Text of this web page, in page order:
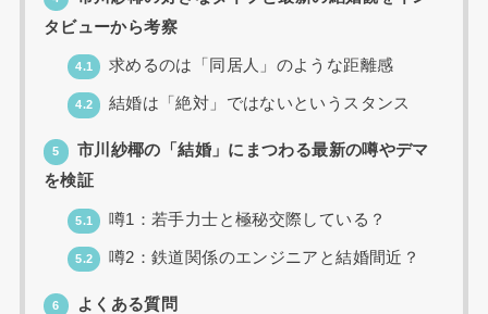
タビューから考察
4.1 求めるのは「同居人」のような距離感
4.2 結婚は「絶対」ではないというスタンス
5
市川紗椰の「結婚」にまつわる最新の噂やデマ
を検証
5.1 噂1：若手力士と極秘交際している？
5.2 噂2：鉄道関係のエンジニアと結婚間近？
6 よくある質問